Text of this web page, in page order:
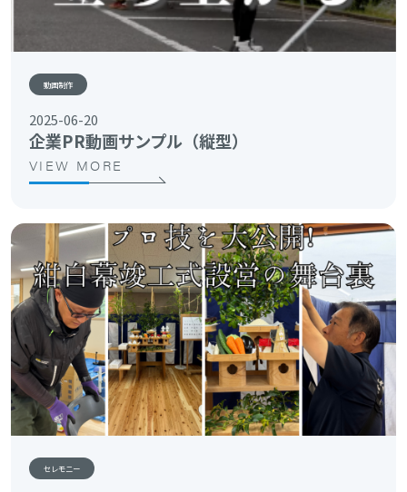
動画制作
2025-06-20
企業PR動画サンプル（縦型）
VIEW MORE
セレモニー